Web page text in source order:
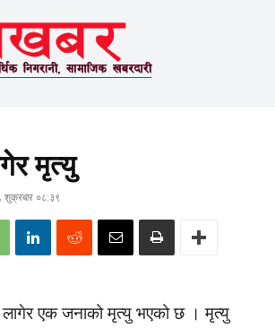
मृत्यु
शुक्रबार ०८:३९
एक जनाको मृत्यु भएको छ । मृत्यु